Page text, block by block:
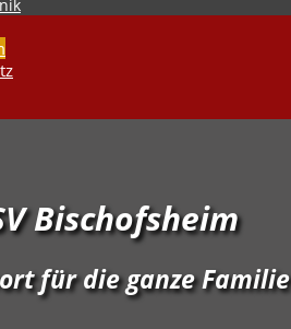
Bischofsheim
für die ganze Familie